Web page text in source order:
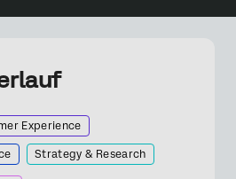
Experience
Strategy & Research